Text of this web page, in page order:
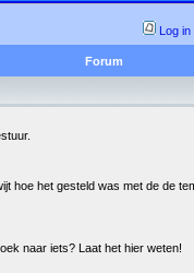
Log
Forum
hoe het gesteld was met de de
naar iets? Laat het hier weten!